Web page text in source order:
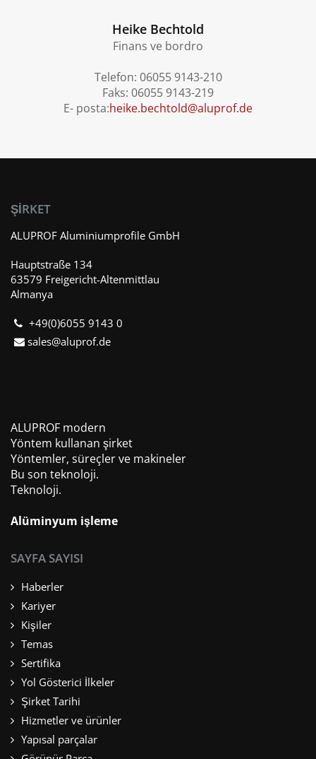
Heike Bechtold
Finans ve bordro
Telefon: 06055 9143-210
Faks: 06055 9143-219
E- posta:heike.bechtold@aluprof.de
ŞIRKET
ALUPROF Aluminiumprofile GmbH
Hauptstraße 134
63579 Freigericht-Altenmittlau
Almanya
+49(0)6055 9143 0
sales@aluprof.de
ALUPROF modern
Yöntem kullanan şirket
Yöntemler, süreçler ve makineler
Bu son teknoloji.
Teknoloji.
Alüminyum işleme
SAYFA SAYISI
Haberler
Kariyer
Kişiler
Temas
Sertifika
Yol Gösterici İlkeler
Şirket Tarihi
Hizmetler ve ürünler
Yapısal parçalar